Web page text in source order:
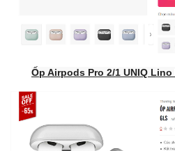
Ốp Airpods Pro 2/1 UNIQ